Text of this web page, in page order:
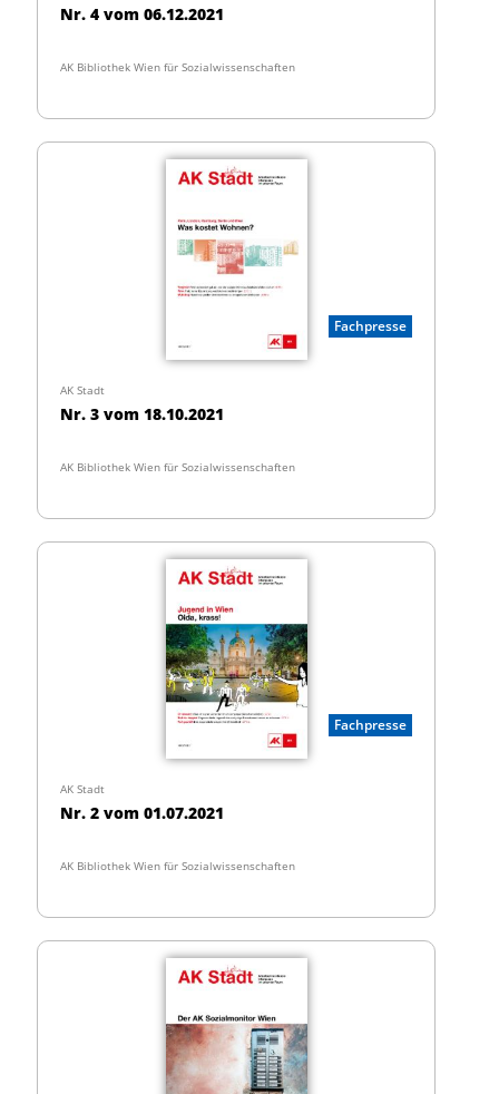
Nr. 4 vom 06.12.2021
AK Bibliothek Wien für Sozialwissenschaften
Fachpresse
AK Stadt
Nr. 3 vom 18.10.2021
AK Bibliothek Wien für Sozialwissenschaften
Fachpresse
AK Stadt
Nr. 2 vom 01.07.2021
AK Bibliothek Wien für Sozialwissenschaften